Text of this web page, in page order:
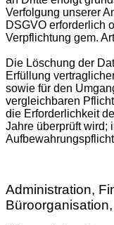
Verfolgung unserer
DSGVO erforderlich
Verpflichtung gem.
Die Löschung der
Erfüllung
sowie für den
vergleichbaren
die Erforderlichkeit
Jahre überprüft wird;
Administration,